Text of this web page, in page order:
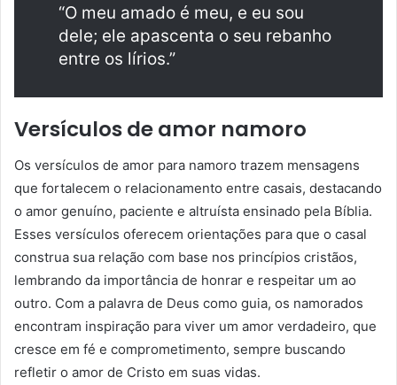
“O meu amado é meu, e eu sou
dele; ele apascenta o seu rebanho
entre os lírios.”
Versículos de amor namoro
Os versículos de amor para namoro trazem mensagens
que fortalecem o relacionamento entre casais, destacando
o amor genuíno, paciente e altruísta ensinado pela Bíblia.
Esses versículos oferecem orientações para que o casal
construa sua relação com base nos princípios cristãos,
lembrando da importância de honrar e respeitar um ao
outro. Com a palavra de Deus como guia, os namorados
encontram inspiração para viver um amor verdadeiro, que
cresce em fé e comprometimento, sempre buscando
refletir o amor de Cristo em suas vidas.